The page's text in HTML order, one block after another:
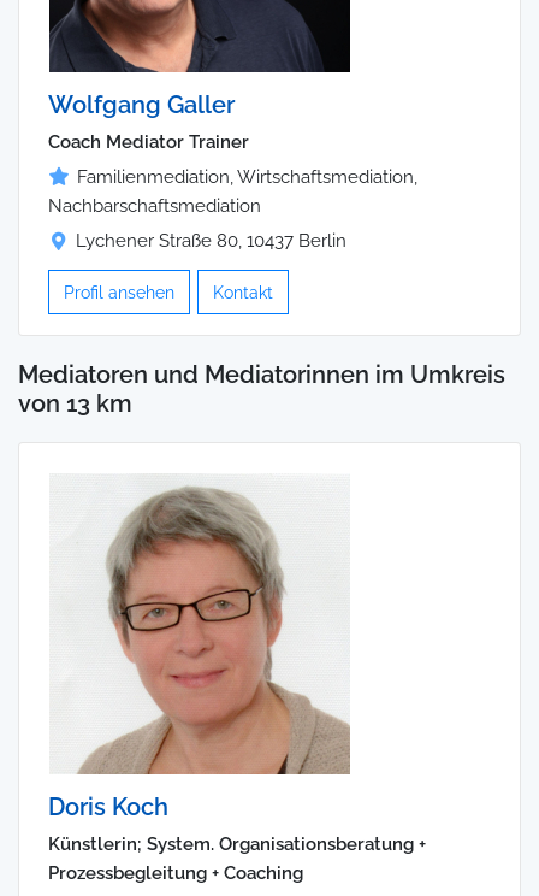
Wolfgang Galler
Coach Mediator Trainer
Familienmediation, Wirtschaftsmediation,
Nachbarschaftsmediation
Lychener Straße 80, 10437 Berlin
Profil ansehen Kontakt
Mediatoren und Mediatorinnen im Umkreis
von 13 km
Doris Koch
Künstlerin; System. Organisationsberatung +
Prozessbegleitung + Coaching